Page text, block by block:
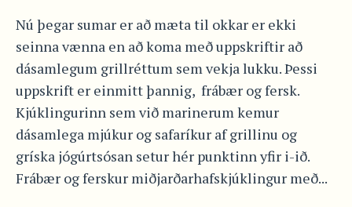
Nú þegar sumar er að mæta til okkar er ekki
seinna vænna en að koma með uppskriftir að
dásamlegum grillréttum sem vekja lukku. Þessi
uppskrift er einmitt þannig, frábær og fersk.
Kjúklingurinn sem við marinerum kemur
dásamlega mjúkur og safaríkur af grillinu og
gríska jógúrtsósan setur hér punktinn yfir i-ið.
Frábær og ferskur miðjarðarhafskjúklingur með...